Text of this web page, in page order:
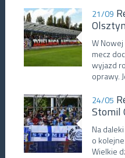
21/09
W
mecz
wyjazd
oprawy.
24/05
Stomil
Na
o
Wielkie